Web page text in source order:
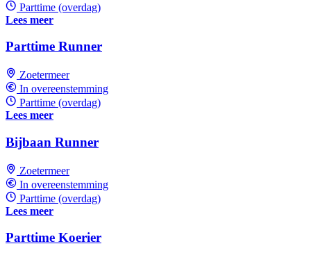
Parttime (overdag)
Lees meer
Parttime Runner
Zoetermeer
In overeenstemming
Parttime (overdag)
Lees meer
Bijbaan Runner
Zoetermeer
In overeenstemming
Parttime (overdag)
Lees meer
Parttime Koerier